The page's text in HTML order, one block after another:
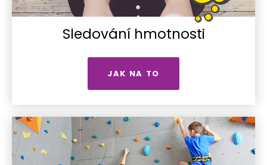
Sledování hmotnosti
JAK NA TO